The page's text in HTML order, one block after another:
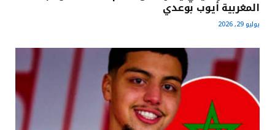
المغربية أيوب بوعدي
يوليو 29, 2026